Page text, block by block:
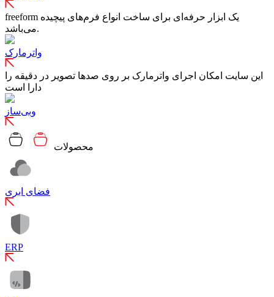
freeform یک ابزار حرفه‌ای برای ساخت انواع فرم‌های پیچیده
می‌باشد.
واترمارک
این سایت امکان اجرای واترمارک بر روی صدها تصویر در دقیقه را
دارا است
وبی‌ساز
محصولات
فضای ابری
ERP